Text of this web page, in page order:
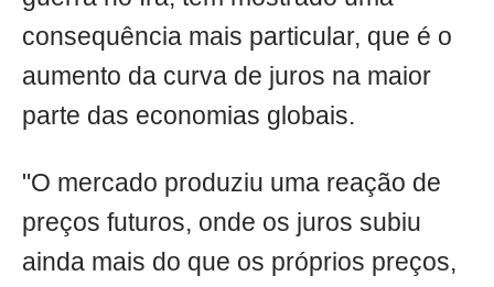
consequência mais particular, que é o
aumento da curva de juros na maior
parte das economias globais.
"O mercado produziu uma reação de
preços futuros, onde os juros subiu
ainda mais do que os próprios preços,